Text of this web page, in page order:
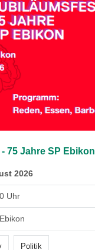
75 Jahre SP Ebikon
2026
Uhr
Politik